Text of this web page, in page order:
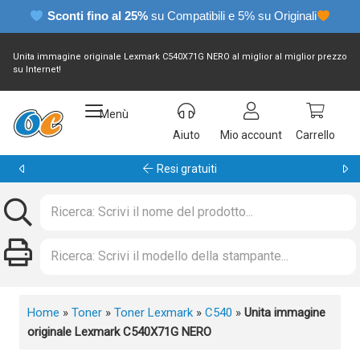
Sconti fino al 25% su Compatibili e 5% su Originali
Unita immagine originale Lexmark C540X71G NERO al miglior al miglior prezzo
su Internet!
Menù
Aiuto
Mio account Carrello
Garanzia 24 mesi
Home » Toner » Toner Lexmark » C540 » Unita immagine
originale Lexmark C540X71G NERO